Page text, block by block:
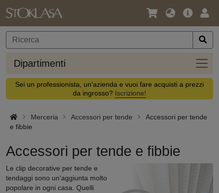
Lingua
Valuta
Offerta
Dipartimenti
Sei un professionista, un'azienda e vuoi fare acquisti a prezzi
da ingrosso? Iscrizione!
Merceria Accessori per tende
Accessori per tende
e fibbie
Accessori per tende e fibbie
Le clip decorative per tende e
tendaggi sono un'aggiunta molto
popolare in ogni casa. Quelli